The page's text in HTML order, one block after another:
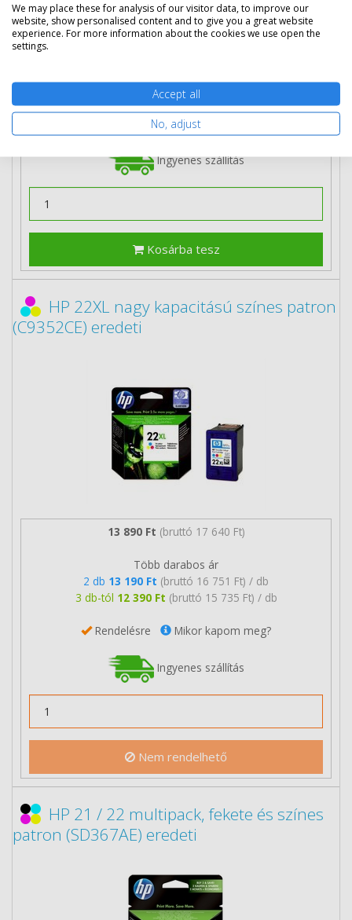
14 090 Ft (bruttó 17 894 Ft)
11 890 Ft (bruttó 15 100 Ft) / db
Rendelésre Mikor kapom meg?
Ingyenes szállítás
Kosárba tesz
HP 22XL nagy kapacitású színes patron
(C9352CE) eredeti
13 890 Ft (bruttó 17 640 Ft)
Több darabos ár
2 db 13 190 Ft (bruttó 16 751 Ft) / db
3 db-tól 12 390 Ft (bruttó 15 735 Ft) / db
Rendelésre Mikor kapom meg?
Ingyenes szállítás
Nem rendelhető
HP 21 / 22 multipack, fekete és színes
patron (SD367AE) eredeti
We may place these for analysis of our visitor data, to improve our
website, show personalised content and to give you a great website
experience. For more information about the cookies we use open the
settings.
Accept all
No, adjust